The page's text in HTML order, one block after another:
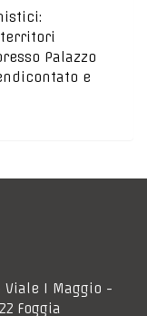
territori
Palazzo
e
I Maggio -
Foggia